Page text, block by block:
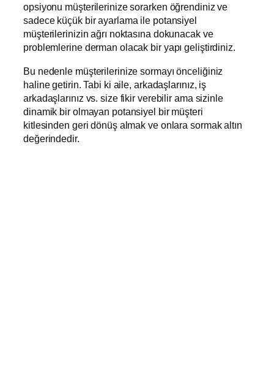
opsiyonu müşterilerinize sorarken öğrendiniz ve
sadece küçük bir ayarlama ile potansiyel
müşterilerinizin ağrı noktasına dokunacak ve
problemlerine derman olacak bir yapı geliştirdiniz.
Bu nedenle müşterilerinize sormayı önceliğiniz
haline getirin. Tabi ki aile, arkadaşlarınız, iş
arkadaşlarınız vs. size fikir verebilir ama sizinle
dinamik bir olmayan potansiyel bir müşteri
kitlesinden geri dönüş almak ve onlara sormak altın
değerindedir.